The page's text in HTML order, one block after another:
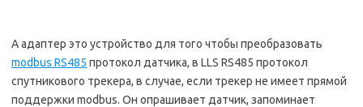
А адаптер это устройство для того чтобы преобразовать
modbus RS485 протокол датчика, в LLS RS485 протокол
спутникового трекера, в случае, если трекер не имеет прямой
поддержки modbus. Он опрашивает датчик, запоминает